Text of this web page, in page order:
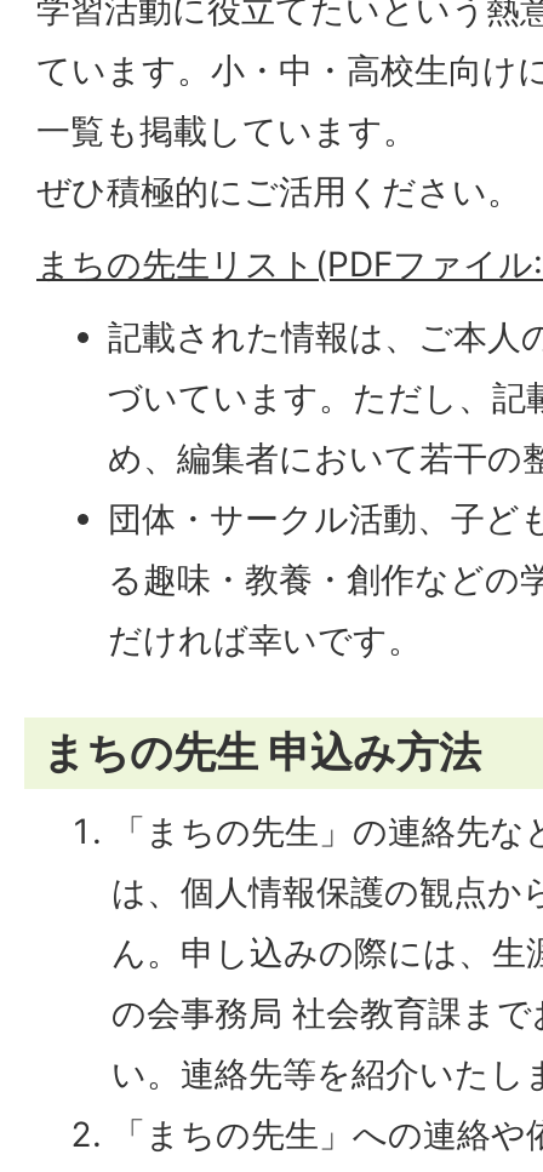
学習活動に役立てたいという熱
ています。小・中・高校生向け
一覧も掲載しています。
ぜひ積極的にご活用ください。
まちの先生リスト(PDFファイル
記載された情報は、ご本人
づいています。ただし、記
め、編集者において若干の
団体・サークル活動、子ど
る趣味・教養・創作などの
だければ幸いです。
まちの先生 申込み方法
「まちの先生」の連絡先
は、個人情報保護の観点か
ん。申し込みの際には、
の会事務局 社会教育課ま
い。連絡先等を紹介いたし
「まちの先生」への連絡